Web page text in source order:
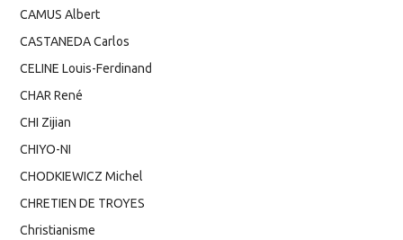
CAMUS Albert
CASTANEDA Carlos
CELINE Louis-Ferdinand
CHAR René
CHI Zijian
CHIYO-NI
CHODKIEWICZ Michel
CHRETIEN DE TROYES
Christianisme